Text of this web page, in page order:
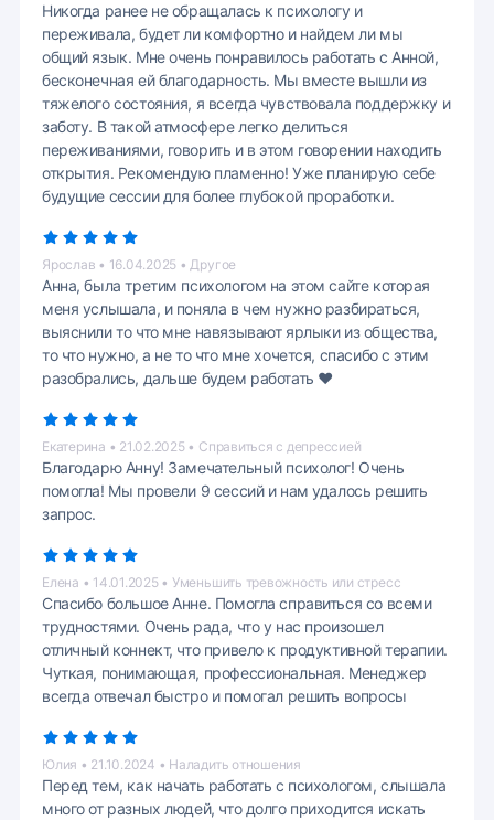
Никогда ранее не обращалась к психологу и
переживала, будет ли комфортно и найдем ли мы
общий язык. Мне очень понравилось работать с Анной,
бесконечная ей благодарность. Мы вместе вышли из
тяжелого состояния, я всегда чувствовала поддержку и
заботу. В такой атмосфере легко делиться
переживаниями, говорить и в этом говорении находить
открытия. Рекомендую пламенно! Уже планирую себе
будущие сессии для более глубокой проработки.
Ярослав • 16.04.2025 • Другое
Анна, была третим психологом на этом сайте которая
меня услышала, и поняла в чем нужно разбираться,
выяснили то что мне навязывают ярлыки из общества,
то что нужно, а не то что мне хочется, спасибо с этим
разобрались, дальше будем работать ❤️
Екатерина • 21.02.2025 • Справиться с депрессией
Благодарю Анну! Замечательный психолог! Очень
помогла! Мы провели 9 сессий и нам удалось решить
запрос.
Елена • 14.01.2025 • Уменьшить тревожность или стресс
Спасибо большое Анне. Помогла справиться со всеми
трудностями. Очень рада, что у нас произошел
отличный коннект, что привело к продуктивной терапии.
Чуткая, понимающая, профессиональная. Менеджер
всегда отвечал быстро и помогал решить вопросы
Юлия • 21.10.2024 • Наладить отношения
Перед тем, как начать работать с психологом, слышала
много от разных людей, что долго приходится искать